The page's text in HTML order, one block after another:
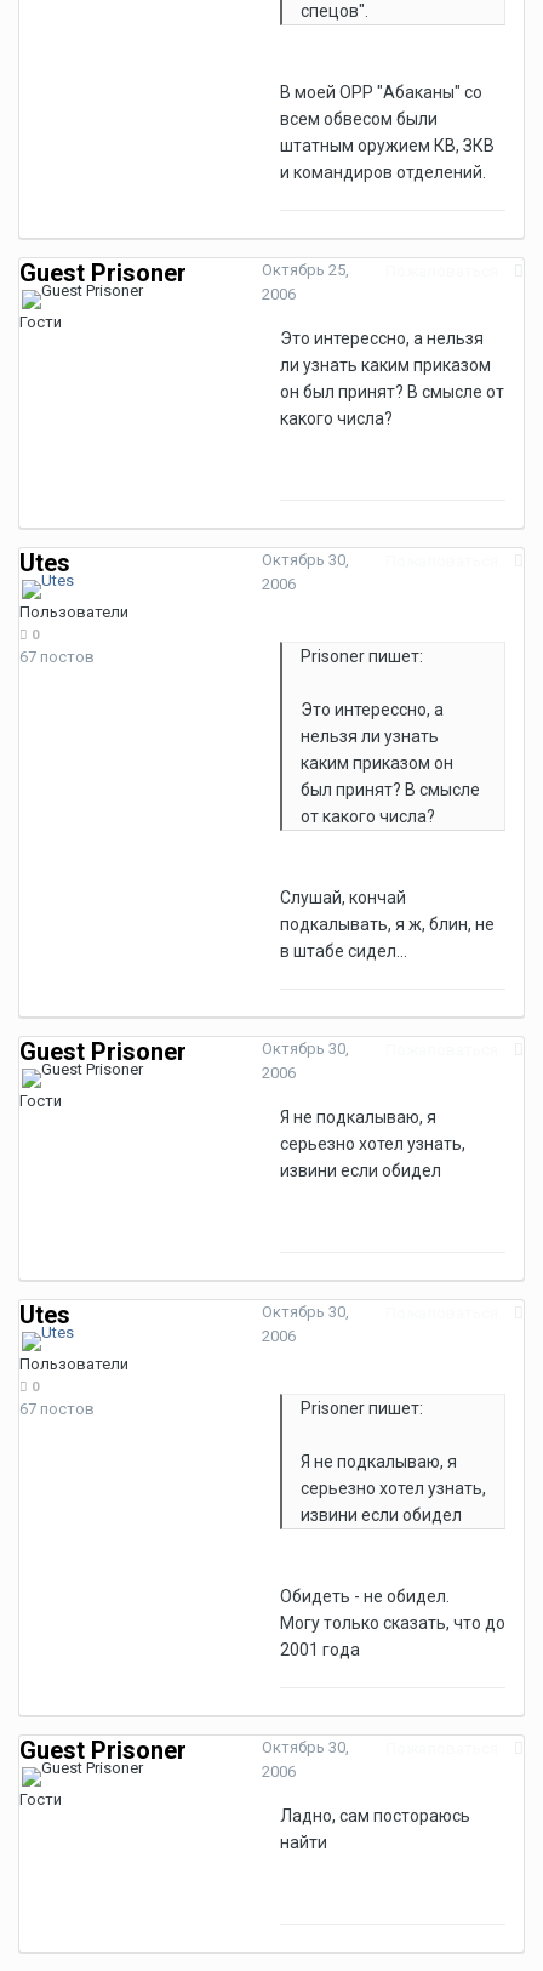
спецов".
В моей ОРР "Абаканы" со
всем обвесом были
штатным оружием КВ, ЗКВ
и командиров отделений.
Guest Prisoner
Гости
Октябрь 25,
2006
Это интерессно, а нельзя
ли узнать каким приказом
он был принят? В смысле от
какого числа?
Utes
Пользователи
0
67 постов
Октябрь 30,
2006
Prisoner пишет:
Это интерессно, а
нельзя ли узнать
каким приказом он
был принят? В смысле
от какого числа?
Слушай, кончай
подкалывать, я ж, блин, не
в штабе сидел...
Guest Prisoner
Гости
Октябрь 30,
2006
Я не подкалываю, я
серьезно хотел узнать,
извини если обидел
Utes
Пользователи
0
67 постов
Октябрь 30,
2006
Prisoner пишет:
Я не подкалываю, я
серьезно хотел узнать,
извини если обидел
Обидеть - не обидел.
Могу только сказать, что до
2001 года
Guest Prisoner
Гости
Октябрь 30,
2006
Ладно, сам постораюсь
найти